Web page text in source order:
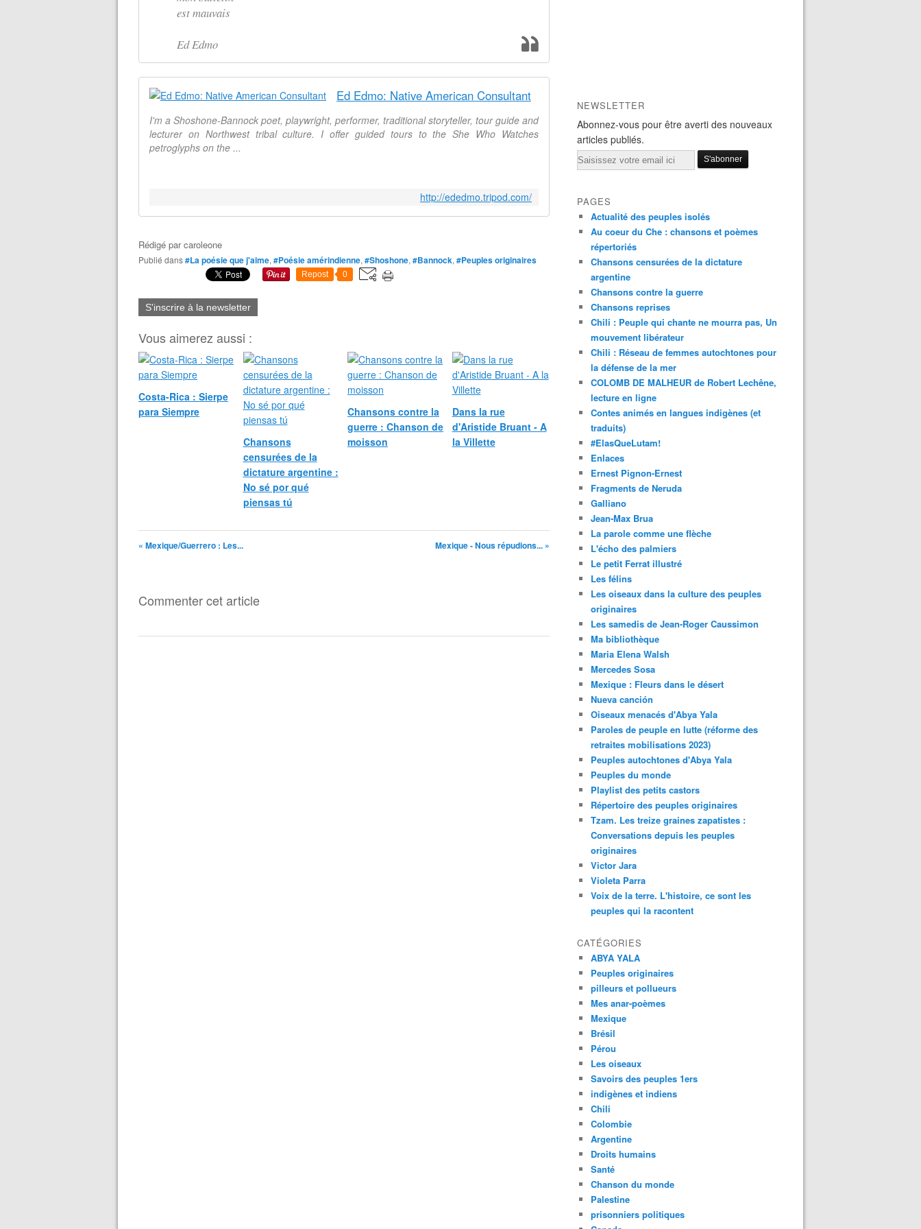
est mauvais
Ed Edmo
Ed Edmo: Native American Consultant
I'm a Shoshone-Bannock poet, playwright, performer, traditional storyteller, tour guide and
lecturer on Northwest tribal culture. I offer guided tours to the She Who Watches
petroglyphs on the ...
http://ededmo.tripod.com/
Rédigé parcaroleone
Publié dans#La poésie que j'aime, #Poésie amérindienne, #Shoshone, #Bannock, #Peuples originaires
Repost 0
S'inscrire à la newsletter
Vous aimerez aussi :
Costa-Rica : Sierpe
para Siempre
Chansons
censurées de la
dictature argentine :
No sé por qué
piensas tú
Chansons contre la
guerre : Chanson de
moisson
Dans la rue
d'Aristide Bruant - A
la Villette
« Mexique/Guerrero : Les... Mexique - Nous répudions... »
Commenter cet article
NEWSLETTER
Abonnez-vous pour être averti des nouveaux
articles publiés.
Email
PAGES
Actualité des peuples isolés
Au coeur du Che : chansons et poèmes
répertoriés
Chansons censurées de la dictature
argentine
Chansons contre la guerre
Chansons reprises
Chili : Peuple qui chante ne mourra pas, Un
mouvement libérateur
Chili : Réseau de femmes autochtones pour
la défense de la mer
COLOMB DE MALHEUR de Robert Lechêne,
lecture en ligne
Contes animés en langues indigènes (et
traduits)
#ElasQueLutam!
Enlaces
Ernest Pignon-Ernest
Fragments de Neruda
Galliano
Jean-Max Brua
La parole comme une flèche
L'écho des palmiers
Le petit Ferrat illustré
Les félins
Les oiseaux dans la culture des peuples
originaires
Les samedis de Jean-Roger Caussimon
Ma bibliothèque
Maria Elena Walsh
Mercedes Sosa
Mexique : Fleurs dans le désert
Nueva canción
Oiseaux menacés d'Abya Yala
Paroles de peuple en lutte (réforme des
retraites mobilisations 2023)
Peuples autochtones d'Abya Yala
Peuples du monde
Playlist des petits castors
Répertoire des peuples originaires
Tzam. Les treize graines zapatistes :
Conversations depuis les peuples
originaires
Victor Jara
Violeta Parra
Voix de la terre. L'histoire, ce sont les
peuples qui la racontent
CATÉGORIES
ABYA YALA
Peuples originaires
pilleurs et pollueurs
Mes anar-poèmes
Mexique
Brésil
Pérou
Les oiseaux
Savoirs des peuples 1ers
indigènes et indiens
Chili
Colombie
Argentine
Droits humains
Santé
Chanson du monde
Palestine
prisonniers politiques